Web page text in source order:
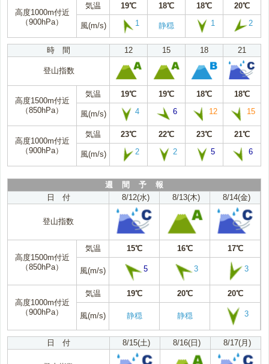
高度1000m付近
（900hPa）
気温 19℃ 18℃ 18℃ 20℃
風(m/s) 1 静穏 1 2
時 間 12 15 18 21
登山指数
高度1500m付近
（850hPa）
気温 19℃ 19℃ 18℃ 18℃
風(m/s) 4 6 12 15
高度1000m付近
（900hPa）
気温 23℃ 22℃ 23℃ 21℃
風(m/s) 2 2 5 6
週 間 予 報
日 付
8/12(水) 8/13(木) 8/14(金)
登山指数
高度1500m付近
（850hPa）
気温 15℃ 16℃ 17℃
風(m/s) 5 3 3
高度1000m付近
（900hPa）
気温 19℃ 20℃ 20℃
風(m/s) 静穏 静穏 3
日 付 8/15(土) 8/16(日) 8/17(月)